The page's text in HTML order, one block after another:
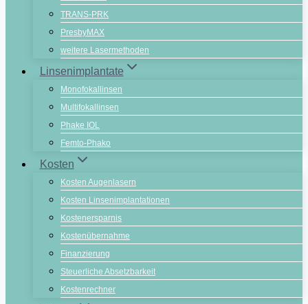
TRANS-PRK
PresbyMAX
weitere Lasermethoden
Linsenimplantate
Monofokallinsen
Multifokallinsen
Phake IOL
Femto-Phako
Kosten
Kosten Augenlasern
Kosten Linsenimplantationen
Kostenersparnis
Kostenübernahme
Finanzierung
Steuerliche Absetzbarkeit
Kostenrechner